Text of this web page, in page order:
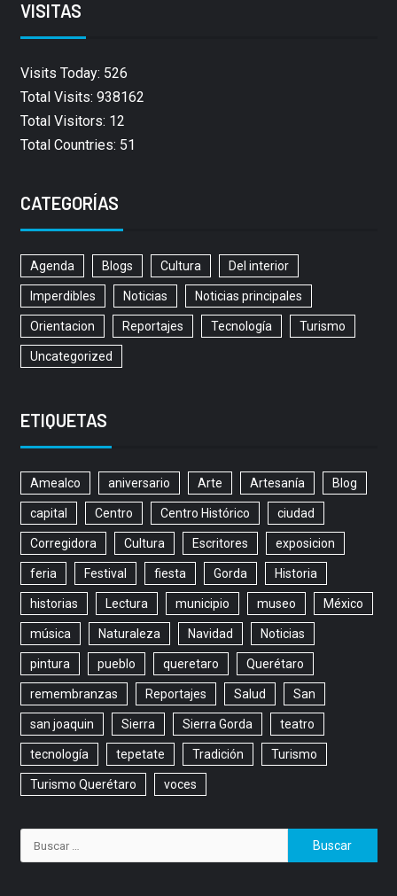
VISITAS
Visits Today: 526
Total Visits: 938162
Total Visitors: 12
Total Countries: 51
CATEGORÍAS
Agenda Blogs Cultura Del interior
Imperdibles Noticias Noticias principales
Orientacion Reportajes Tecnología Turismo
Uncategorized
ETIQUETAS
Amealco aniversario Arte Artesanía Blog
capital Centro Centro Histórico ciudad
Corregidora Cultura Escritores exposicion
feria Festival fiesta Gorda Historia
historias Lectura municipio museo México
música Naturaleza Navidad Noticias
pintura pueblo queretaro Querétaro
remembranzas Reportajes Salud San
san joaquin Sierra Sierra Gorda teatro
tecnología tepetate Tradición Turismo
Turismo Querétaro voces